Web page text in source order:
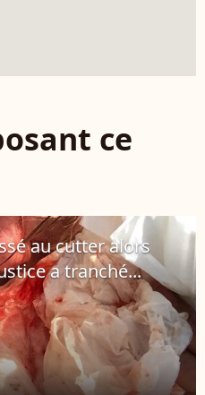
ce
au cutter alors
a tranché...